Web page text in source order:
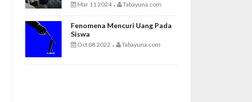
Mar 11 2024 - Tabayuna.com
Fenomena Mencuri Uang Pada
Siswa
Oct 08 2022 - Tabayuna.com